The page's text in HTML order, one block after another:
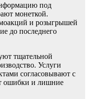
под
монеткой.
и розыгрышей
до последнего
тщательной
Услуги
согласовывают с
ошибки и лишние